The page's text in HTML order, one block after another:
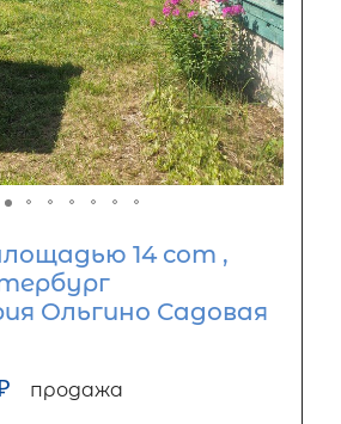
14 сот ,
Ольгино Садовая
продажа